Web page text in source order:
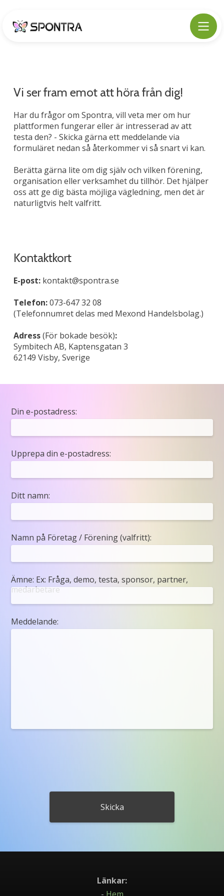
Vi ser fram emot att höra från dig!
Har du frågor om Spontra, vill veta mer om hur
plattformen fungerar eller är intresserad av att
testa den? - Skicka gärna ett meddelande via
formuläret nedan så återkommer vi så snart vi kan.
Berätta gärna lite om dig själv och vilken förening,
organisation eller verksamhet du tillhör. Det hjälper
oss att ge dig bästa möjliga vägledning, men det är
naturligtvis helt valfritt.
Kontaktkort
E-post: kontakt@spontra.se
Telefon:073-647 32 08
(Telefonnumret delas med Mexond Handelsbolag.)
Adress(För bokade besök):
Symbitech AB, Kaptensgatan 3
62149 Visby, Sverige
Din e-postadress:
Upprepa din e-postadress:
Ditt namn:
Namn på Företag / Förening (valfritt):
Ämne: Ex: Fråga, demo, testa, sponsor, partner,
medarbetare
Meddelande:
Länkar: